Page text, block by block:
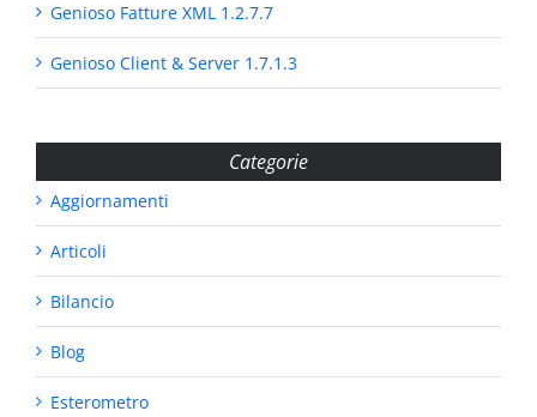
Genioso Fatture XML 1.2.7.7
Genioso Client & Server 1.7.1.3
Categorie
Aggiornamenti
Articoli
Bilancio
Blog
Esterometro